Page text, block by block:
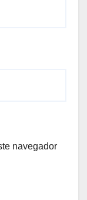
navegador